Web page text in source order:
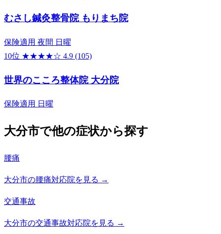
むさし鍼灸整骨院 もりまち院
保険適用 夜間 日曜
10位 ★★★★☆ 4.9 (105)
世界のこころ整体院 大分院
保険適用 日曜
大分市で他の症状から探す
腰痛
大分市の腰痛対応院を見る →
交通事故
大分市の交通事故対応院を見る →